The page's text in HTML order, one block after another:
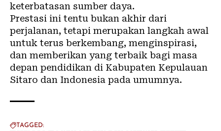
keterbatasan sumber daya.
Prestasi ini tentu bukan akhir dari
perjalanan, tetapi merupakan langkah awal
untuk terus berkembang, menginspirasi,
dan memberikan yang terbaik bagi masa
depan pendidikan di Kabupaten Kepulauan
Sitaro dan Indonesia pada umumnya.
TAGGED: